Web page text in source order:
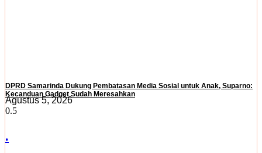
DPRD Samarinda Dukung Pembatasan Media Sosial untuk Anak, Suparno:
Kecanduan Gadget Sudah Meresahkan
Agustus 5, 2026
.